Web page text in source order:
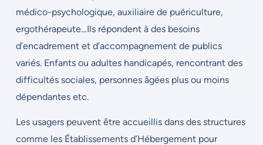
médico-psychologique, auxiliaire de puériculture,
ergothérapeute…Ils répondent à des besoins
d’encadrement et d’accompagnement de publics
variés. Enfants ou adultes handicapés, rencontrant des
difficultés sociales, personnes âgées plus ou moins
dépendantes etc.
Les usagers peuvent être accueillis dans des structures
comme les Établissements d’Hébergement pour